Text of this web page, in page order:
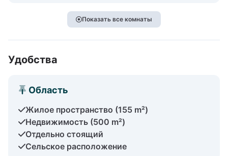
Показать все комнаты
Удобства
Область
Жилое пространство (155 m²)
Недвижимость (500 m²)
Отдельно стоящий
Сельское расположение